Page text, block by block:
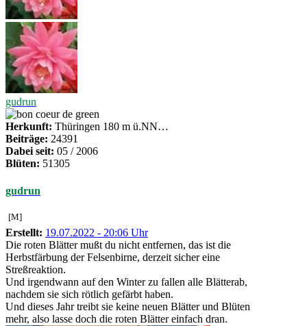
gudrun
Herkunft: Thüringen 180 m ü.NN…
Beiträge: 24391
Dabei seit: 05 / 2006
Blüten: 51305
gudrun
[M]
Erstellt: 19.07.2022 - 20:06 Uhr
Die roten Blätter mußt du nicht entfernen, das ist die
Herbstfärbung der Felsenbirne, derzeit sicher eine
Streßreaktion.
Und irgendwann auf den Winter zu fallen alle Blätterab,
nachdem sie sich rötlich gefärbt haben.
Und dieses Jahr treibt sie keine neuen Blätter und Blüten
mehr, also lasse doch die roten Blätter einfach dran.